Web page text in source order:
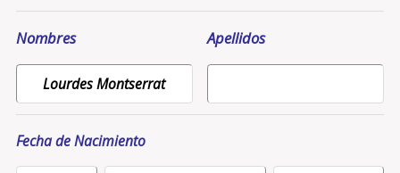
Nombres Apellidos
Fecha de Nacimiento